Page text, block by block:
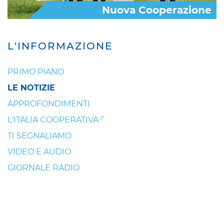
L'INFORMAZIONE
PRIMO PIANO
LE NOTIZIE
APPROFONDIMENTI
L'ITALIA COOPERATIVA
TI SEGNALIAMO
VIDEO E AUDIO
GIORNALE RADIO
Nuova Cooperazione